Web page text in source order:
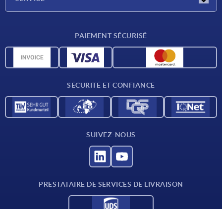
Données CAO
PAIEMENT SÉCURISÉ
SÉCURITÉ ET CONFIANCE
SUIVEZ-NOUS
PRESTATAIRE DE SERVICES DE LIVRAISON